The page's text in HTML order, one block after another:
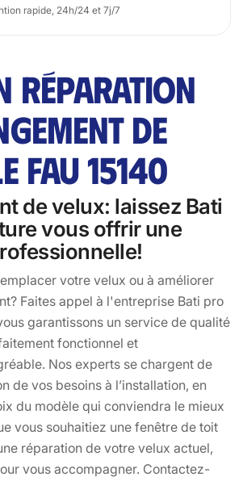
rapide, 24h/24 et 7j/7
RÉPARATION
DE
FAU 15140
de velux: laissez Bati
vous offrir une
votre velux ou à améliorer
Faites appel à l'entreprise Bati pro
garantissons un service de qualité
fonctionnel et
Nos experts se chargent de
de vos besoins à l’installation, en
du modèle qui conviendra le mieux
vous souhaitiez une fenêtre de toit
réparation de votre velux actuel,
vous accompagner. Contactez-